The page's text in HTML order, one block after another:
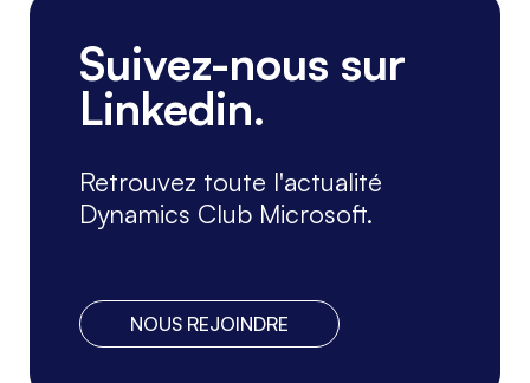
ERP, CRM, BI, ...
Le DynsClub sera présent au Salon
Porte de Versailles. Venez nous
rencontrer sur ...Lire la suite
Suivez-nous sur
Linkedin.
Retrouvez toute l'actualité
Dynamics Club Microsoft.
NOUS REJOINDRE